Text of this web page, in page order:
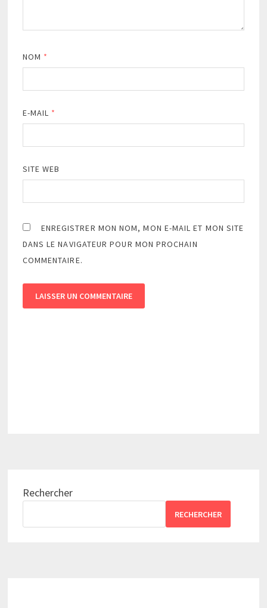
NOM *
E-MAIL *
SITE WEB
ENREGISTRER MON NOM, MON E-MAIL ET MON SITE
DANS LE NAVIGATEUR POUR MON PROCHAIN
COMMENTAIRE.
Rechercher
RECHERCHER